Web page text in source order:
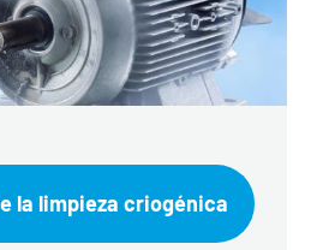
la limpieza criogénica